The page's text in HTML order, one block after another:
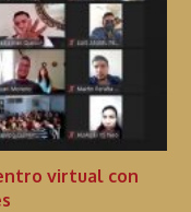
virtual con